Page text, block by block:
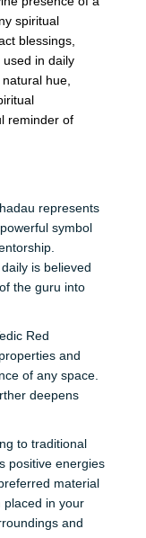
spiritual
blessings,
in daily
hue,
reminder of
represents
symbol
is believed
the guru into
Red
and
of any space.
deepens
to traditional
positive energies
material
placed in your
and